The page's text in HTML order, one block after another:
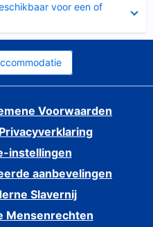
voor een of
Voorwaarden
Privacyverklaring
instellingen
aanbevelingen
Slavernij
Mensenrechten